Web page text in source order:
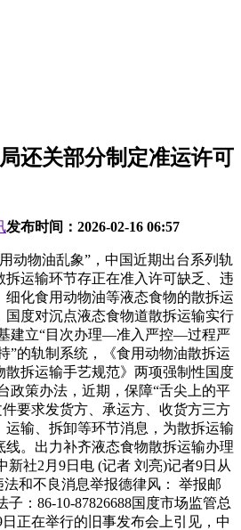
还关部分制定准运许可
发布时间： 2026-02-16 06:57
物油乱象”，中国近期出台系列轨
运输环节存正在准入许可缺乏、违
化食用动物油等液态食物的散拆运
国度对沉点液态食物道散拆运输实行
建立“目次办理—准入严控—过程严
的轨制系统，《食用动物油散拆运
散拆运输手艺规范》两项强制性国度
政策办法，近期，保障“舌尖上的平
要求发货方、承运方、收货方三方
输、拆卸等环节消息，为散拆运输
。出力补齐液态食物散拆运输办理
新社2月9日电 (记者 刘亮)记者9日从
法和不良消息举报德律风： 举报邮
：86-10-87826688国度市场监管总
正在举行的旧事发布会上引见，中